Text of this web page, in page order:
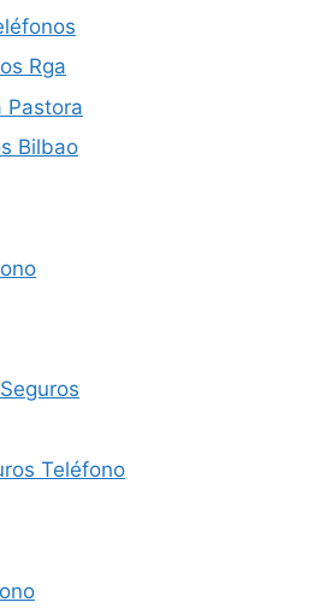
Rga
Pastora
Bilbao
Teléfono